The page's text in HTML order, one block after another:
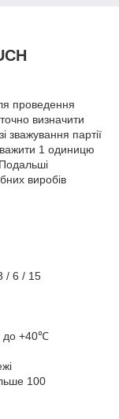
проведення
визначити
зважування партії
1 одиницю
виробів
/ 6 / 15
до +40℃
100